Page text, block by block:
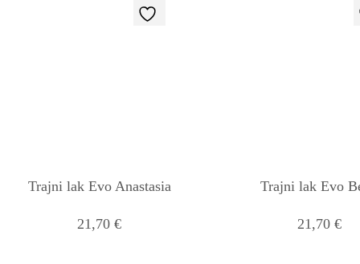
Trajni lak Evo Anastasia
21,70€
Trajni lak Evo
21,70€